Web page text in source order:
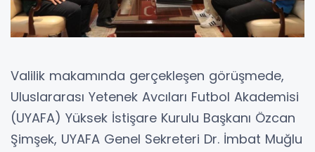
Valilik makamında gerçekleşen görüşmede,
Uluslararası Yetenek Avcıları Futbol Akademisi
(UYAFA) Yüksek İstişare Kurulu Başkanı Özcan
Şimşek, UYAFA Genel Sekreteri Dr. İmbat Muğlu